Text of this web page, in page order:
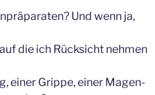
Und wenn ja,
die ich Rücksicht nehmen
einer Grippe, einer Magen-